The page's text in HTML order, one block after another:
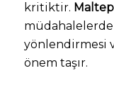
kritiktir.
yönlendirmesi
önem taşır.